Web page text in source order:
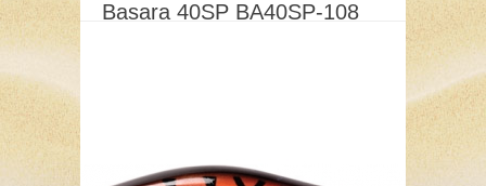
Basara 40SP BA40SP-108